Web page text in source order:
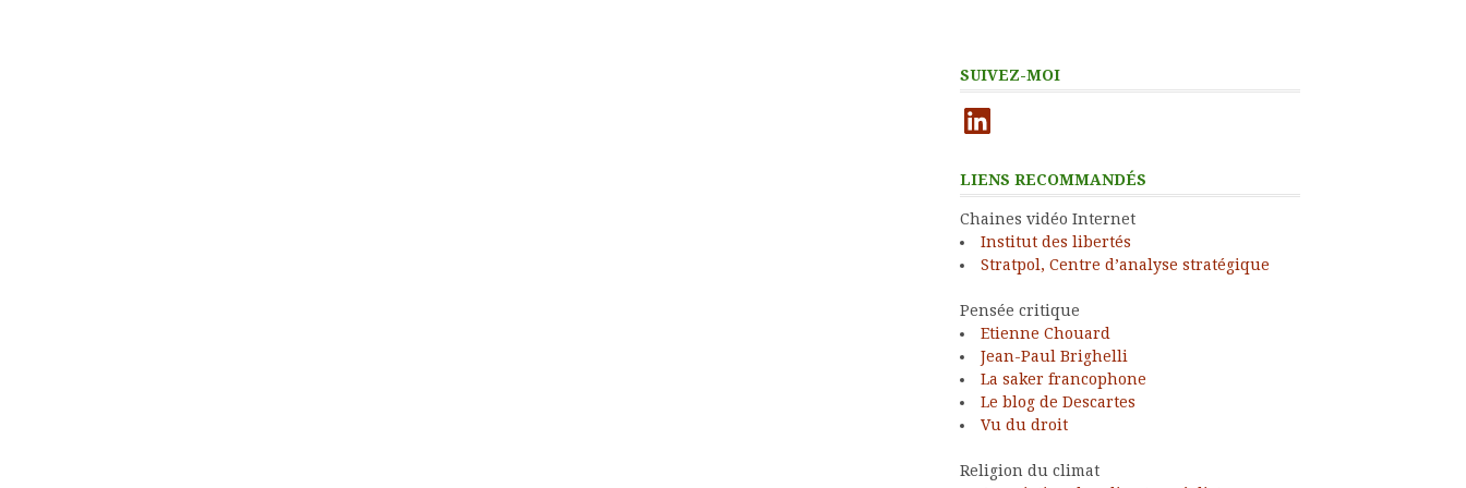
SUIVEZ-MOI
LinkedIn
LIENS RECOMMANDÉS
Chaines vidéo Internet
Institut des libertés
Stratpol, Centre d’analyse stratégique
Pensée critique
Etienne Chouard
Jean-Paul Brighelli
La saker francophone
Le blog de Descartes
Vu du droit
Religion du climat